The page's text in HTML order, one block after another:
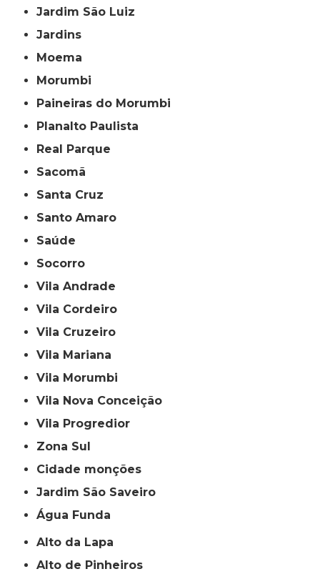
Jardim São Luiz
Jardins
Moema
Morumbi
Paineiras do Morumbi
Planalto Paulista
Real Parque
Sacomã
Santa Cruz
Santo Amaro
Saúde
Socorro
Vila Andrade
Vila Cordeiro
Vila Cruzeiro
Vila Mariana
Vila Morumbi
Vila Nova Conceição
Vila Progredior
Zona Sul
cidade monções
jardim São Saveiro
Água Funda
Alto da Lapa
Alto de Pinheiros